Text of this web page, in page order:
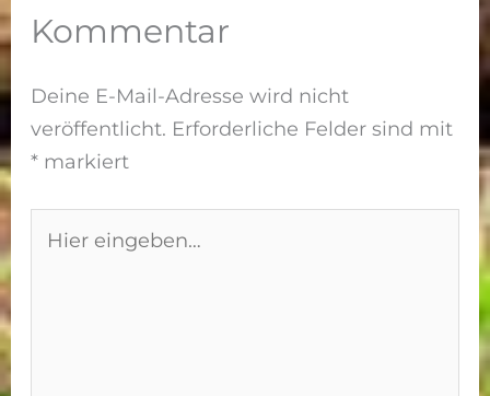
Kommentar
Deine E-Mail-Adresse wird nicht
veröffentlicht. Erforderliche Felder sind mit
* markiert
eingeben…